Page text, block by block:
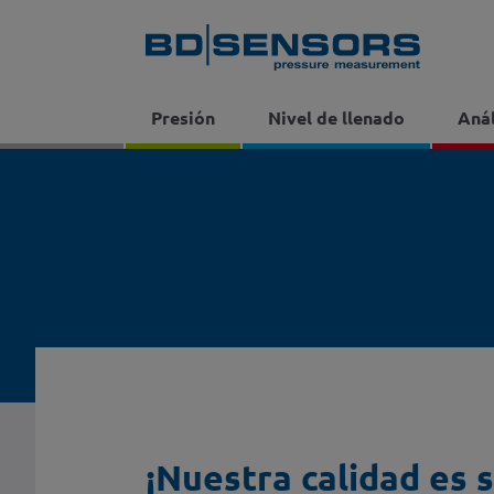
Presión Nivel de llenado
¡Nuestra calidad es